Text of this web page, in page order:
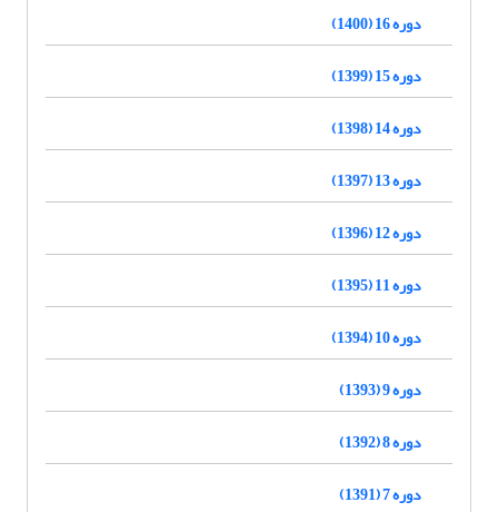
دوره 16 (1400)
دوره 15 (1399)
دوره 14 (1398)
دوره 13 (1397)
دوره 12 (1396)
دوره 11 (1395)
دوره 10 (1394)
دوره 9 (1393)
دوره 8 (1392)
دوره 7 (1391)